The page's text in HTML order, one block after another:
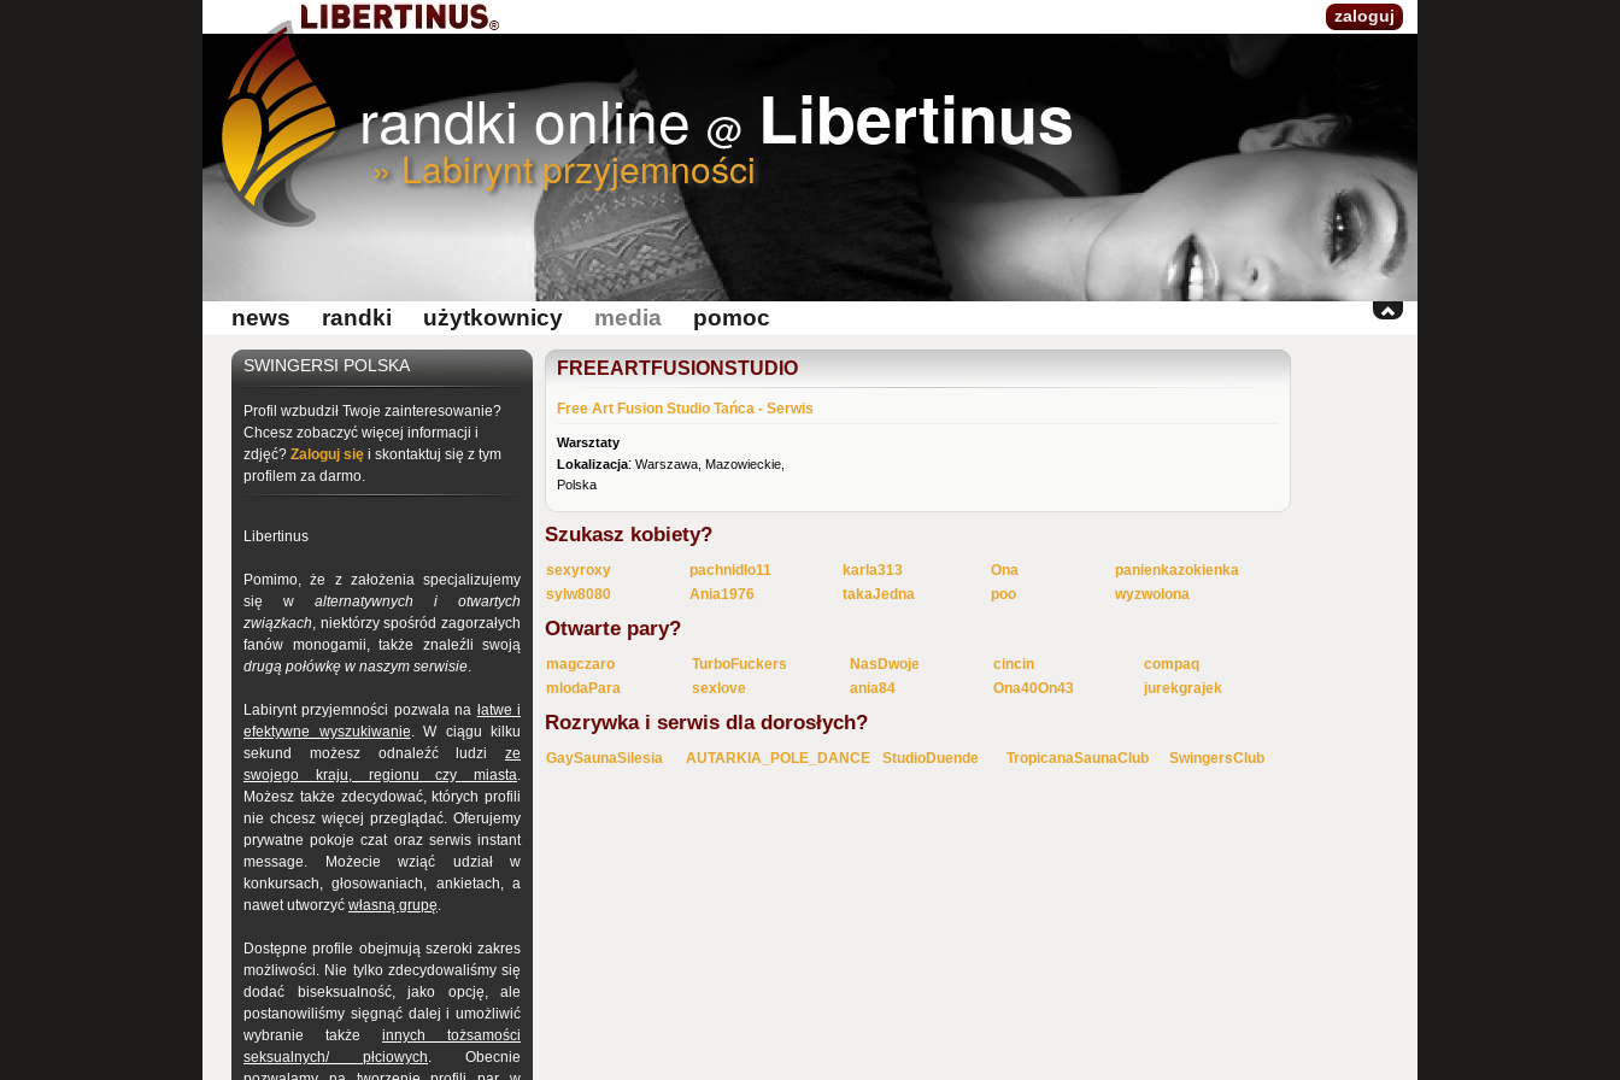
zaloguj
randki online @ Libertinus
» Labirynt przyjemności
news randki użytkownicy media pomoc
SWINGERSI POLSKA
Profil wzbudził Twoje zainteresowanie?
Chcesz zobaczyć więcej informacji i
zdjęć? Zaloguj się i skontaktuj się z tym
profilem za darmo.
Libertinus
Pomimo, że z założenia specjalizujemy
się w alternatywnych i otwartych
związkach, niektórzy spośród zagorzałych
fanów monogamii, także znaleźli swoją
drugą połówkę w naszym serwisie.
Labirynt przyjemności pozwala na łatwe i
efektywne wyszukiwanie. W ciągu kilku
sekund możesz odnaleźć ludzi ze
swojego kraju, regionu czy miasta.
Możesz także zdecydować, których profili
nie chcesz więcej przeglądać. Oferujemy
prywatne pokoje czat oraz serwis instant
message. Możecie wziąć udział w
konkursach, głosowaniach, ankietach, a
nawet utworzyć własną grupę.
Dostępne profile obejmują szeroki zakres
możliwości. Nie tylko zdecydowaliśmy się
dodać biseksualność, jako opcję, ale
postanowiliśmy sięgnąć dalej i umożliwić
wybranie także innych tożsamości
seksualnych/ płciowych. Obecnie
FREEARTFUSIONSTUDIO
Free Art Fusion Studio Tańca - Serwis
Warsztaty
Lokalizacja: Warszawa, Mazowieckie,
Polska
Szukasz kobiety?
sexyroxy pachnidlo11 karla313 Ona
panienkazokienka
sylw8080
Ania1976 takaJedna poo wyzwolona
Otwarte pary?
magczaro TurboFuckers NasDwoje cincin
compaq
mlodaPara
sexlove ania84 Ona40On43 jurekgrajek
Rozrywka i serwis dla dorosłych?
GaySaunaSilesia AUTARKIA_POLE_DANCE StudioDuende TropicanaSaunaClub SwingersClub